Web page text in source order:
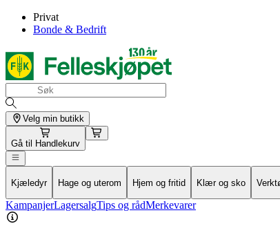
Privat
Bonde & Bedrift
Velg min butikk
Gå til Handlekurv
Kjæledyr Hage og uterom Hjem og fritid Klær og sko
KampanjerLagersalgTips og rådMerkevarer